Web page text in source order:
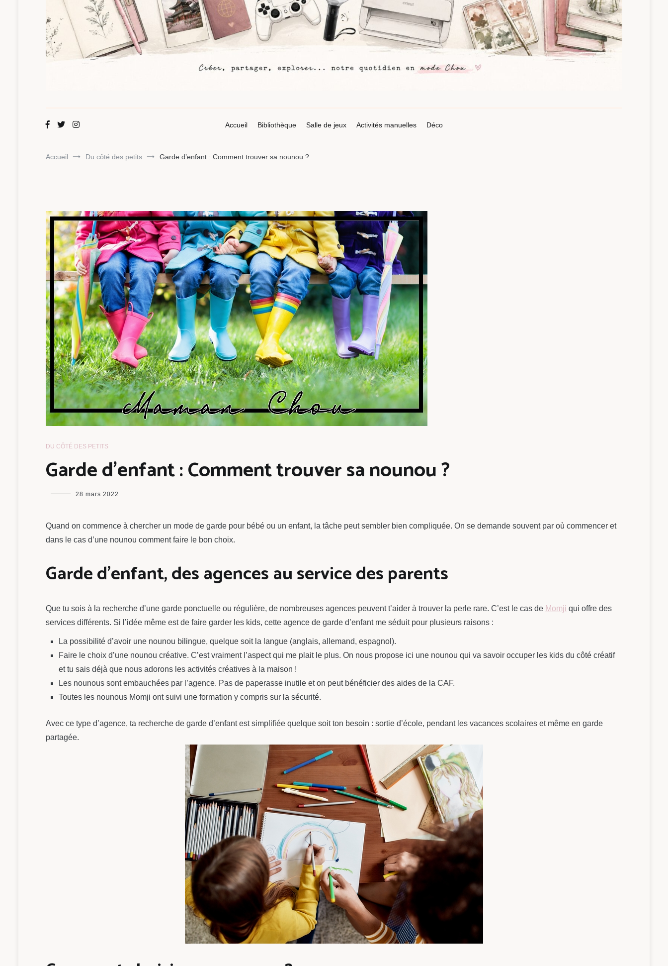
Maman Chou
Accueil
Bibliothèque Salle de jeux Activités manuelles Déco
Accueil Du côté des petits Garde d’enfant : Comment trouver sa nounou ?
DU CÔTÉ DES PETITS
Garde d’enfant : Comment trouver sa nounou ?
maman
28 mars 2022
Quand on commence à chercher un mode de garde pour bébé ou un enfant, la tâche peut sembler bien compliquée. On se demande souvent par où commencer et
dans le cas d’une nounou comment faire le bon choix.
Garde d’enfant, des agences au service des parents
Que tu sois à la recherche d’une garde ponctuelle ou régulière, de nombreuses agences peuvent t’aider à trouver la perle rare. C’est le cas de Momji qui offre des
services différents. Si l’idée même est de faire garder les kids, cette agence de garde d’enfant me séduit pour plusieurs raisons :
La possibilité d’avoir une nounou bilingue, quelque soit la langue (anglais, allemand, espagnol).
Faire le choix d’une nounou créative. C’est vraiment l’aspect qui me plait le plus. On nous propose ici une nounou qui va savoir occuper les kids du côté créatif
et tu sais déjà que nous adorons les activités créatives à la maison !
Les nounous sont embauchées par l’agence. Pas de paperasse inutile et on peut bénéficier des aides de la CAF.
Toutes les nounous Momji ont suivi une formation y compris sur la sécurité.
Avec ce type d’agence, ta recherche de garde d’enfant est simplifiée quelque soit ton besoin : sortie d’école, pendant les vacances scolaires et même en garde
partagée.